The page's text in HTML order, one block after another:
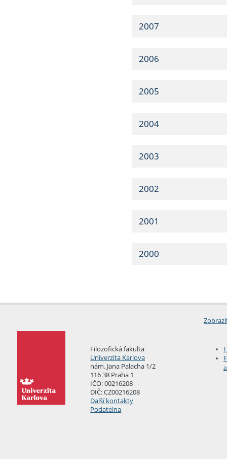
2007
2006
2005
2004
2003
2002
2001
2000
Filozofická fakulta
Univerzita Karlova
nám. Jana Palacha 1/2
116 38 Praha 1
IČO: 00216208
DIČ: CZ00216208
Další kontakty
Podatelna